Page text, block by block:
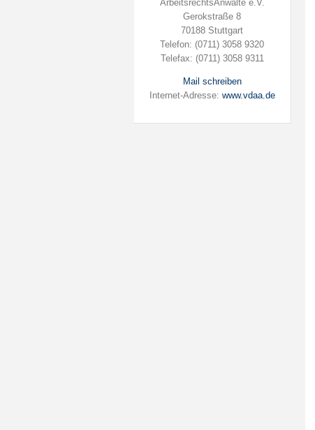
ArbeitsrechtsAnwälte e.V.
Gerokstraße 8
70188 Stuttgart
Telefon: (0711) 3058 9320
Telefax: (0711) 3058 9311
Mail schreiben
Internet-Adresse: www.vdaa.de